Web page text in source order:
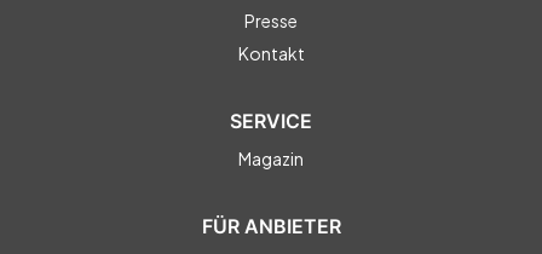
Presse
Kontakt
SERVICE
Magazin
FÜR ANBIETER